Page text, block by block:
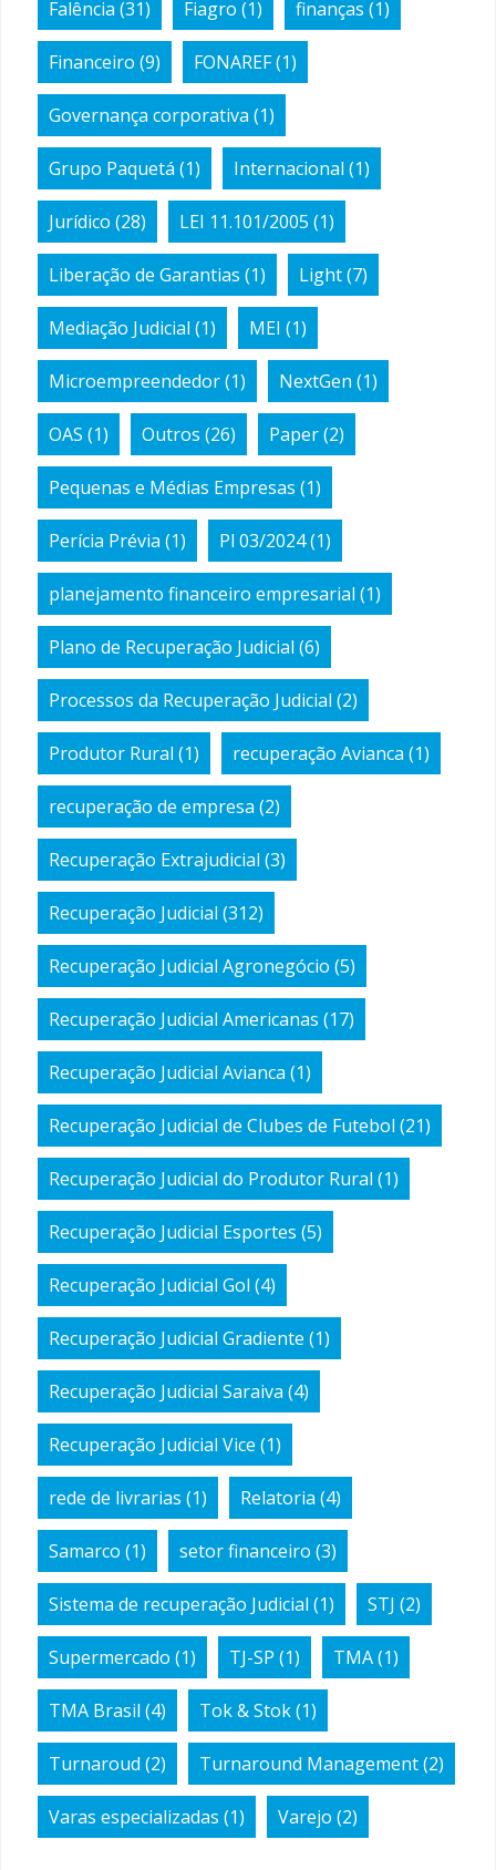
Falência (31) Fiagro (1) finanças (1)
Financeiro (9) FONAREF(1)
Governança corporativa (1)
Grupo Paquetá (1) Internacional (1)
Jurídico (28) LEI 11.101/2005 (1)
Liberação de Garantias (1) Light(7)
Mediação Judicial (1) MEI (1)
Microempreendedor(1) NextGen (1)
OAS (1) Outros (26) Paper(2)
Pequenas e Médias Empresas (1)
Perícia Prévia (1) Pl 03/2024(1)
planejamento financeiro empresarial (1)
Plano de Recuperação Judicial (6)
Processos da Recuperação Judicial (2)
Produtor Rural (1) recuperação Avianca (1)
recuperação de empresa (2)
Recuperação Extrajudicial (3)
Recuperação Judicial (312)
Recuperação Judicial Agronegócio (5)
Recuperação Judicial Americanas (17)
Recuperação Judicial Avianca (1)
Recuperação Judicial de Clubes de Futebol (21)
Recuperação Judicial do Produtor Rural (1)
Recuperação Judicial Esportes (5)
Recuperação Judicial Gol (4)
Recuperação Judicial Gradiente (1)
Recuperação Judicial Saraiva (4)
Recuperação Judicial Vice (1)
rede de livrarias (1) Relatoria (4)
Samarco (1) setor financeiro (3)
Sistema de recuperação Judicial (1) STJ (2)
Supermercado (1) TJ-SP (1) TMA(1)
TMA Brasil (4) Tok & Stok(1)
Turnaroud (2) Turnaround Management(2)
Varas especializadas (1) Varejo (2)